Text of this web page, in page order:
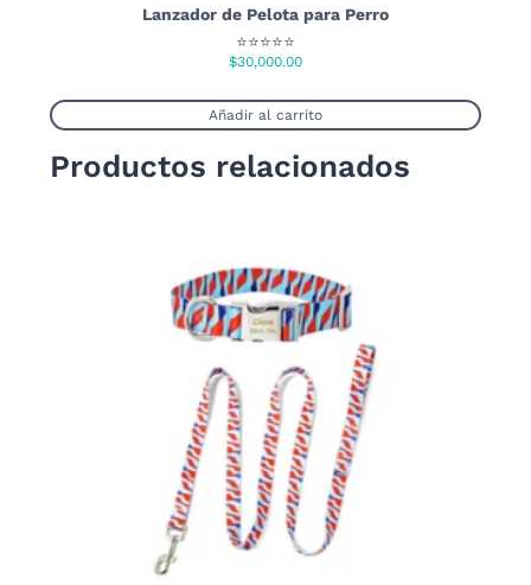
Lanzador de Pelota para Perro
⭐⭐⭐⭐⭐
$30,000.00
Añadir al carrito
Productos relacionados